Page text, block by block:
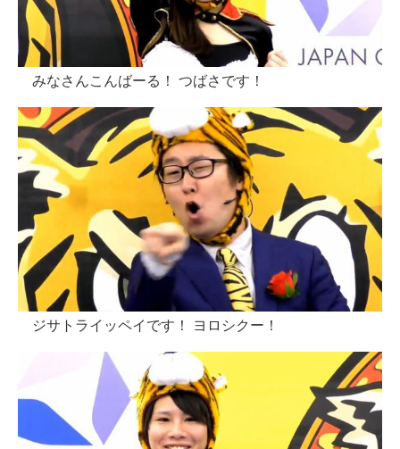
みなさんこんばーる！ つばさです！
ジサトライッペイです！ ヨロシクー！